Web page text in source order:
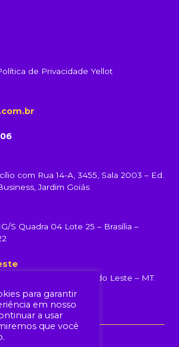
de Privacidade Yellot
com Rua 14-A, 3455, Sala 2003 – Ed.
Jardim Goiás
S Quadra 04 Lote 25 – Brasília –
231, Centro, Primavera do Leste – MT.
para garantir
em nosso
a usar
que você